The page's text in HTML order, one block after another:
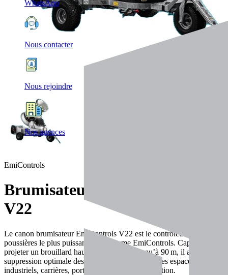
WhatsApp
Nous contacter
Nous rejoindre
Nos agences
EmiControls
Brumisateurs
V22
Le canon brumisateur EmiControls V22 est le contrôleur de
poussières le plus puissant de la gamme EmiControls. Capable de
projeter un brouillard haute performance jusqu’à 90 m, il assure une
suppression optimale des poussières dans les vastes espaces
industriels, carrières, ports ou centres de manutention.